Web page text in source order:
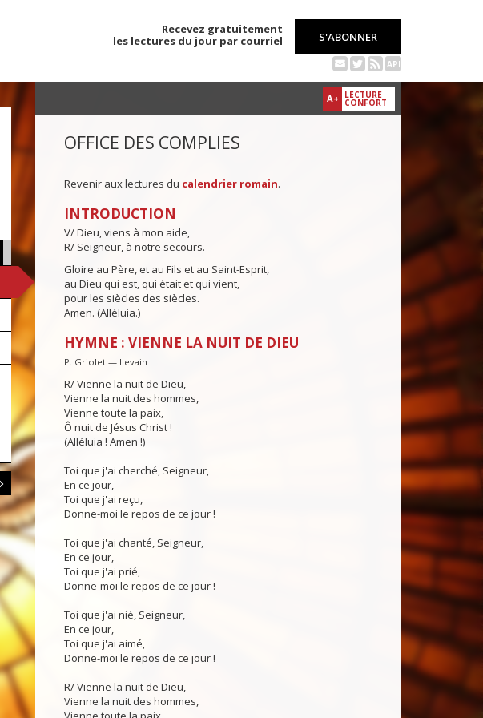
Recevez gratuitement
les lectures du jour par courriel
S'ABONNER
API
A+ LECTURE
CONFORT
OFFICE DES COMPLIES
Revenir aux lectures du calendrier romain.
INTRODUCTION
V/ Dieu, viens à mon aide,
R/ Seigneur, à notre secours.
Gloire au Père, et au Fils et au Saint-Esprit,
au Dieu qui est, qui était et qui vient,
pour les siècles des siècles.
Amen. (Alléluia.)
HYMNE : VIENNE LA NUIT DE DIEU
P. Griolet — Levain
R/ Vienne la nuit de Dieu,
Vienne la nuit des hommes,
Vienne toute la paix,
Ô nuit de Jésus Christ !
(Alléluia ! Amen !)
Toi que j'ai cherché, Seigneur,
En ce jour,
Toi que j'ai reçu,
Donne-moi le repos de ce jour !
Toi que j'ai chanté, Seigneur,
En ce jour,
Toi que j'ai prié,
Donne-moi le repos de ce jour !
Toi que j'ai nié, Seigneur,
En ce jour,
Toi que j'ai aimé,
Donne-moi le repos de ce jour !
R/ Vienne la nuit de Dieu,
Vienne la nuit des hommes,